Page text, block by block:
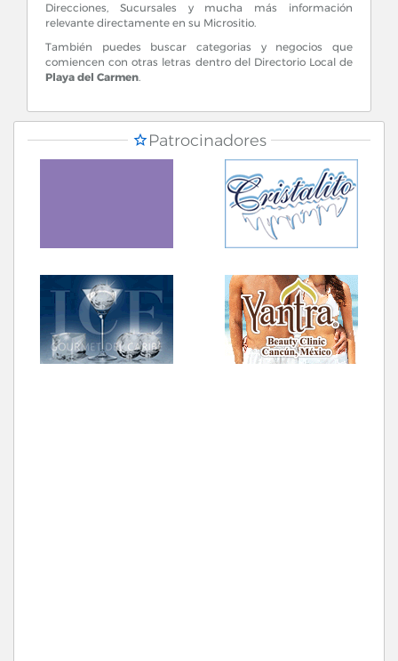
Direcciones, Sucursales y mucha más información
relevante directamente en su Micrositio.
También puedes buscar categorias y negocios que
comiencen con otras letras dentro del Directorio Local de
Playa del Carmen.
Patrocinadores